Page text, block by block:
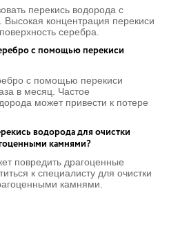
перекись водорода с
концентрация перекиси
серебра.
с помощью перекиси
с помощью перекиси
в месяц. Частое
может привести к потере
водорода для очистки
камнями?
повредить драгоценные
к специалисту для очистки
камнями.